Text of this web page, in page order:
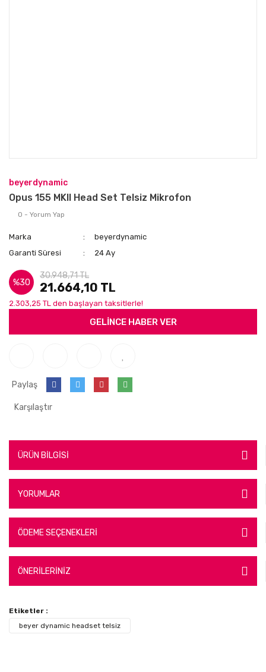
beyerdynamic
Opus 155 MKII Head Set Telsiz Mikrofon
0 - Yorum Yap
Marka
beyerdynamic
Garanti Süresi
24 Ay
%30
30.948,71 TL
21.664,10 TL
2.303,25 TL den başlayan taksitlerle!
GELİNCE HABER VER
Paylaş
Karşılaştır
ÜRÜN BİLGİSİ
YORUMLAR
ÖDEME SEÇENEKLERİ
ÖNERİLERİNİZ
Etiketler :
beyer dynamic headset telsiz